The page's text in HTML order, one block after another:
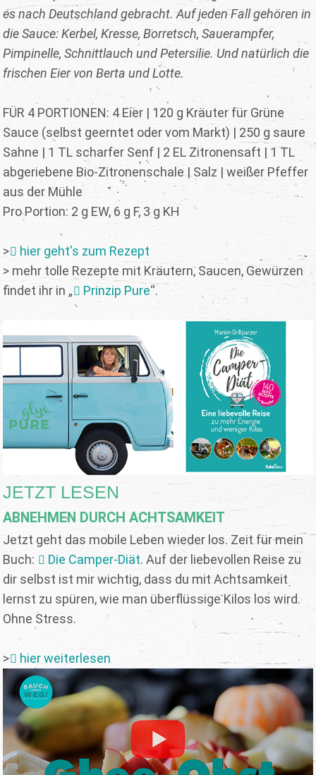
es nach Deutschland gebracht. Auf jeden Fall gehören in
die Sauce: Kerbel, Kresse, Borretsch, Sauerampfer,
Pimpinelle, Schnittlauch und Petersilie. Und natürlich die
frischen Eier von Berta und Lotte.
FÜR 4 PORTIONEN: 4 Eier | 120 g Kräuter für Grüne
Sauce (selbst geerntet oder vom Markt) | 250 g saure
Sahne | 1 TL scharfer Senf | 2 EL Zitronensaft | 1 TL
abgeriebene Bio-Zitronenschale | Salz | weißer Pfeffer
aus der Mühle
Pro Portion: 2 g EW, 6 g F, 3 g KH
>
hier geht's zum Rezept
> mehr tolle Rezepte mit Kräutern, Saucen, Gewürzen
findet ihr in „
Prinzip Pure“.
JETZT LESEN
ABNEHMEN DURCH ACHTSAMKEIT
Jetzt geht das mobile Leben wieder los. Zeit für mein
Buch:
Die Camper-Diät. Auf der liebevollen Reise zu
dir selbst ist mir wichtig, dass du mit Achtsamkeit
lernst zu spüren, wie man überflüssige Kilos los wird.
Ohne Stress.
> hier weiterlesen